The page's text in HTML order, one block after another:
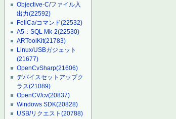
Objective-C/ファイル入
出力(22592)
FeliCa/コマンド(22532)
A5：SQL Mk-2(22530)
ARToolKit(21783)
Linux/USBガジェット
(21677)
OpenCvSharp(21606)
デバイスセットアップク
ラス(21089)
OpenCV/cv(20837)
Windows SDK(20828)
USB/リクエスト(20788)